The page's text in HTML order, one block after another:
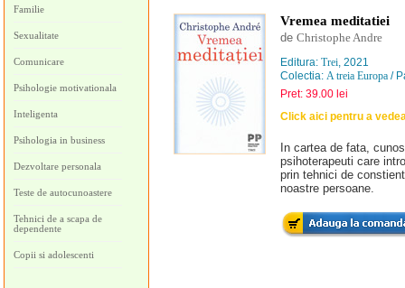
Familie
Sexualitate
Comunicare
Psihologie motivationala
Inteligenta
Psihologia in business
Dezvoltare personala
Teste de autocunoastere
Tehnici de a scapa de
dependente
Copii si adolescenti
Vremea meditatiei
de Christophe Andre
Editura: Trei, 2021
Colectia: A treia Europa /
Pret: 39.00 lei
Click aici pentru a
In cartea de fata,
psihoterapeuti care
prin tehnici de
noastre persoane.